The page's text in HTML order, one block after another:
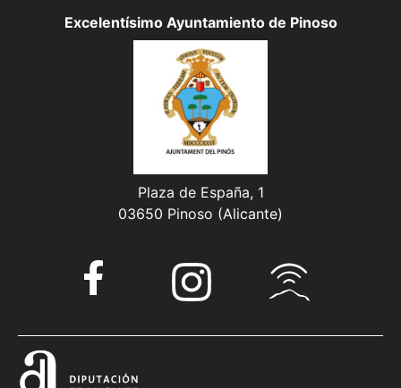
Excelentísimo Ayuntamiento de Pinoso
Plaza de España, 1
03650 Pinoso (Alicante)